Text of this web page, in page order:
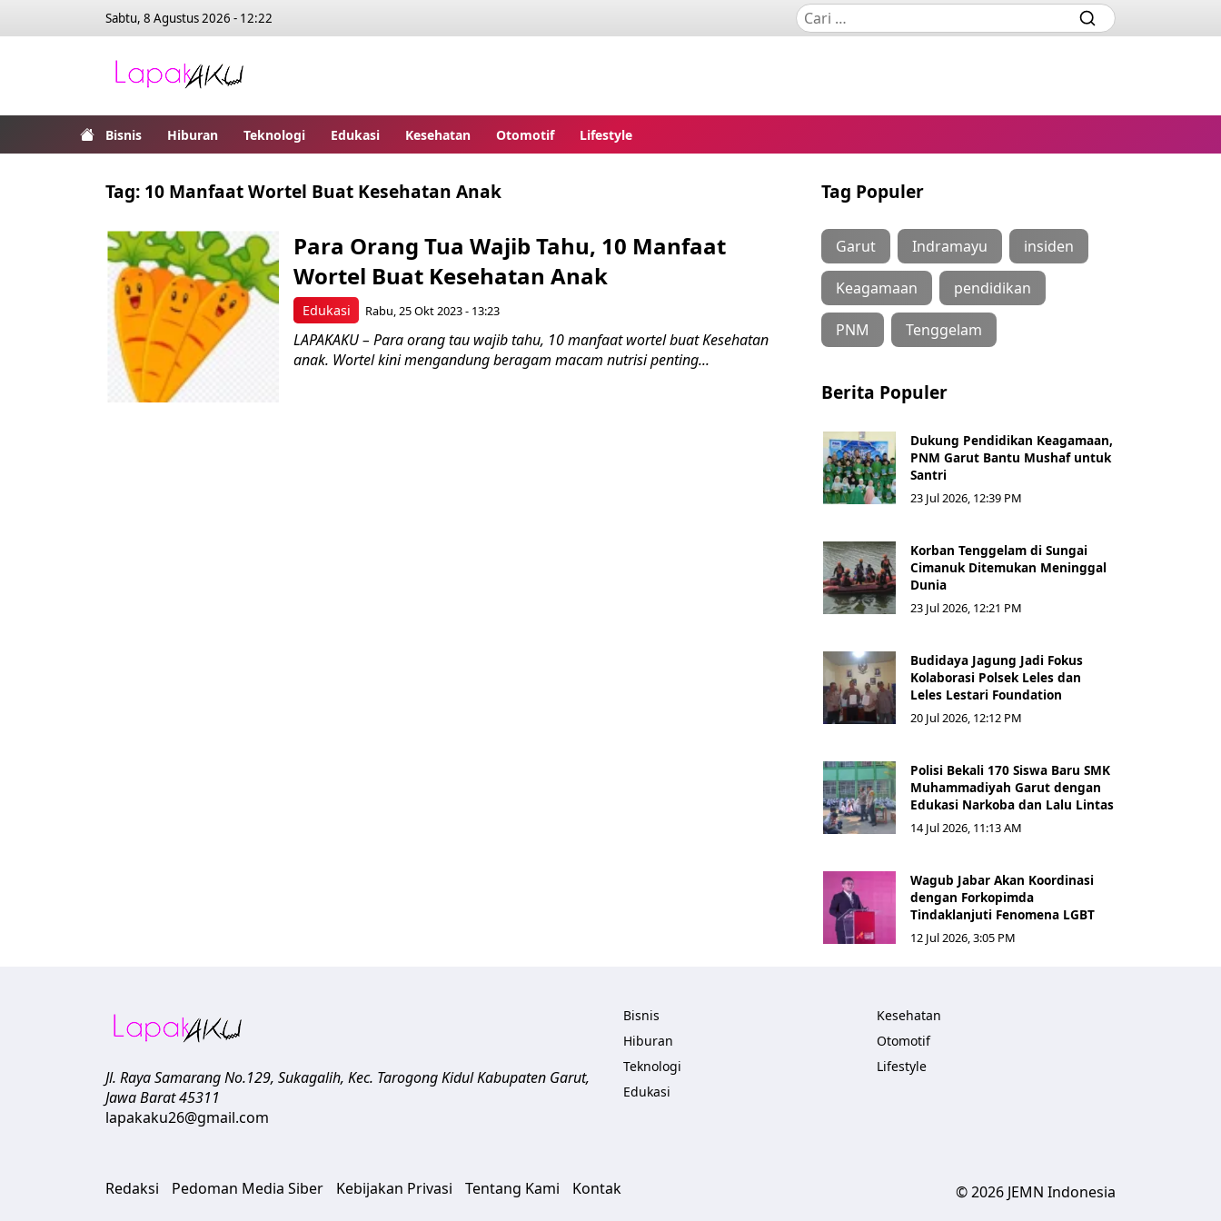
Sabtu, 8 Agustus 2026 - 12:22
Bisnis Hiburan Teknologi Edukasi Kesehatan Otomotif Lifestyle
Tag: 10 Manfaat Wortel Buat Kesehatan Anak
Edukasi
Para Orang Tua Wajib Tahu, 10 Manfaat
Wortel Buat Kesehatan Anak
Rabu, 25 Okt 2023 - 13:23
LAPAKAKU – Para orang tau wajib tahu, 10 manfaat wortel buat Kesehatan
anak. Wortel kini mengandung beragam macam nutrisi penting...
Tag Populer
Garut Indramayu insiden
Keagamaan pendidikan
PNM Tenggelam
Berita Populer
Dukung Pendidikan Keagamaan,
PNM Garut Bantu Mushaf untuk
Santri
23 Jul 2026, 12:39 PM
Korban Tenggelam di Sungai
Cimanuk Ditemukan Meninggal
Dunia
23 Jul 2026, 12:21 PM
Budidaya Jagung Jadi Fokus
Kolaborasi Polsek Leles dan
Leles Lestari Foundation
20 Jul 2026, 12:12 PM
Polisi Bekali 170 Siswa Baru SMK
Muhammadiyah Garut dengan
Edukasi Narkoba dan Lalu Lintas
14 Jul 2026, 11:13 AM
Wagub Jabar Akan Koordinasi
dengan Forkopimda
Tindaklanjuti Fenomena LGBT
12 Jul 2026, 3:05 PM
Jl. Raya Samarang No.129, Sukagalih, Kec. Tarogong KidulKabupaten Garut,
Jawa Barat45311
lapakaku26@gmail.com
Bisnis
Hiburan
Teknologi
Edukasi
Kesehatan
Otomotif
Lifestyle
Redaksi Pedoman Media Siber Kebijakan Privasi Tentang Kami Kontak © 2026 JEMN Indonesia